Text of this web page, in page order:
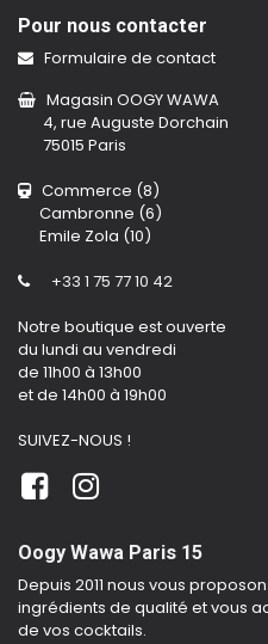
Pour nous contacter
Formulaire de contact
Magasin OOGY WAWA
4, rue Auguste Dorchain
75015 Paris
Commerce (8)
Cambronne (6)
Emile Zola (10)
+33 1 75 77 10 42
Notre boutique est ouverte
du lundi au vendredi
de 11h00 à 13h00
et de 14h00 à 19h00
SUIVEZ-NOUS !
Oogy Wawa Paris 15
Depuis 2011 nous vous
ingrédients de qualité et vous
de vos cocktails.